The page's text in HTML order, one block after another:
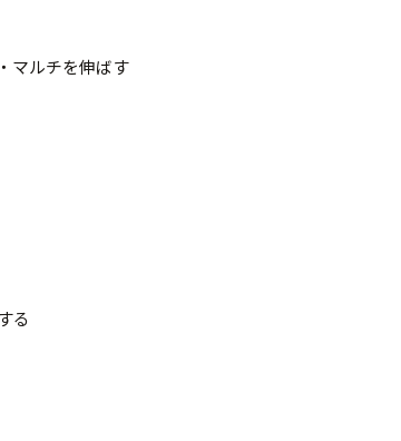
マルチを伸ばす
る